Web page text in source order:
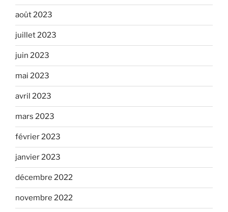
août 2023
juillet 2023
juin 2023
mai 2023
avril 2023
mars 2023
février 2023
janvier 2023
décembre 2022
novembre 2022